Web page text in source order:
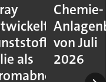
als
Chemie-
von Juli
2026